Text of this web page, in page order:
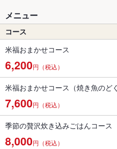
メニュー
コース
米福おまかせコース
6,200円（税込）
米福おまかせコース（焼き魚のど
7,600円（税込）
季節の贅沢炊き込みごはんコース
8,000円（税込）